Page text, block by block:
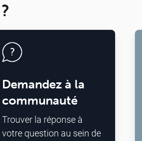
Demandez à la
communauté
Trouver la réponse à
votre question au sein de